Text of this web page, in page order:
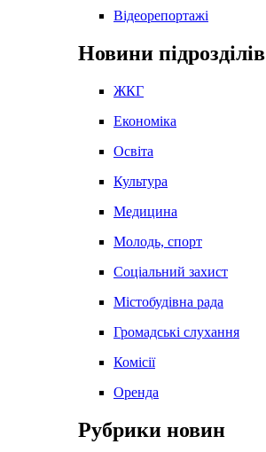
Відеорепортажі
Новини підрозділів
ЖКГ
Економіка
Освіта
Культура
Медицина
Молодь, спорт
Соціальний захист
Містобудівна рада
Громадські слухання
Комісії
Оренда
Рубрики новин